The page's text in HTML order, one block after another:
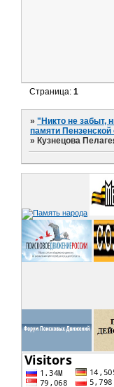
Страница:1
»"Никто не забыт,
памяти Пензенской
» Кузнецова